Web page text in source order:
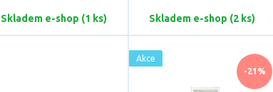
Skladem e-shop (1 ks) Skladem e-shop (2 ks)
-21%
Akce